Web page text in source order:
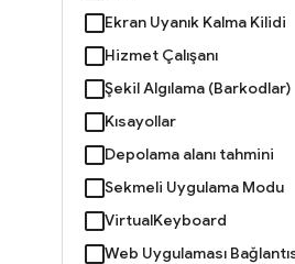
Ekran Uyanık Kalma Kilidi
Hizmet Çalışanı
Şekil Algılama (Barkodlar)
Kısayollar
Depolama alanı tahmini
Sekmeli Uygulama Modu
VirtualKeyboard
Web Uygulaması